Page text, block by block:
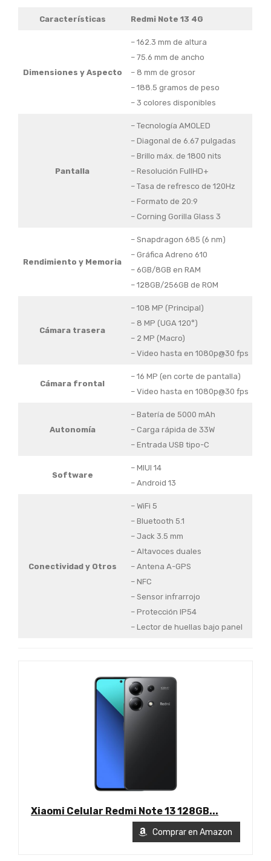
Características Redmi Note 13 4G
Dimensiones y Aspecto
– 162.3 mm de altura
– 75.6 mm de ancho
– 8 mm de grosor
– 188.5 gramos de peso
– 3 colores disponibles
Pantalla
– Tecnología AMOLED
– Diagonal de 6.67 pulgadas
– Brillo máx. de 1800 nits
– Resolución FullHD+
– Tasa de refresco de 120Hz
– Formato de 20:9
– Corning Gorilla Glass 3
Rendimiento y Memoria
– Snapdragon 685 (6 nm)
– Gráfica Adreno 610
– 6GB/8GB en RAM
– 128GB/256GB de ROM
Cámara trasera
– 108 MP (Principal)
– 8 MP (UGA 120°)
– 2 MP (Macro)
– Video hasta en 1080p@30 fps
Cámara frontal
– 16 MP (en corte de pantalla)
– Video hasta en 1080p@30 fps
Autonomía
– Batería de 5000 mAh
– Carga rápida de 33W
– Entrada USB tipo-C
Software
– MIUI 14
– Android 13
Conectividad y Otros
– WiFi 5
– Bluetooth 5.1
– Jack 3.5 mm
– Altavoces duales
– Antena A-GPS
– NFC
– Sensor infrarrojo
– Protección IP54
– Lector de huellas bajo panel
Xiaomi Celular Redmi Note 13 128GB...
Comprar en Amazon